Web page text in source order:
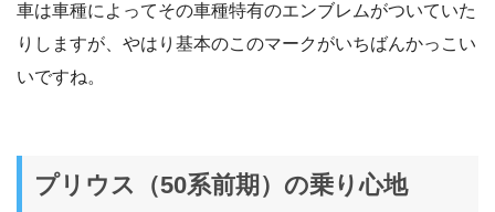
車は車種によってその車種特有のエンブレムがついていた
りしますが、やはり基本のこのマークがいちばんかっこい
いですね。
プリウス（50系前期）の乗り心地